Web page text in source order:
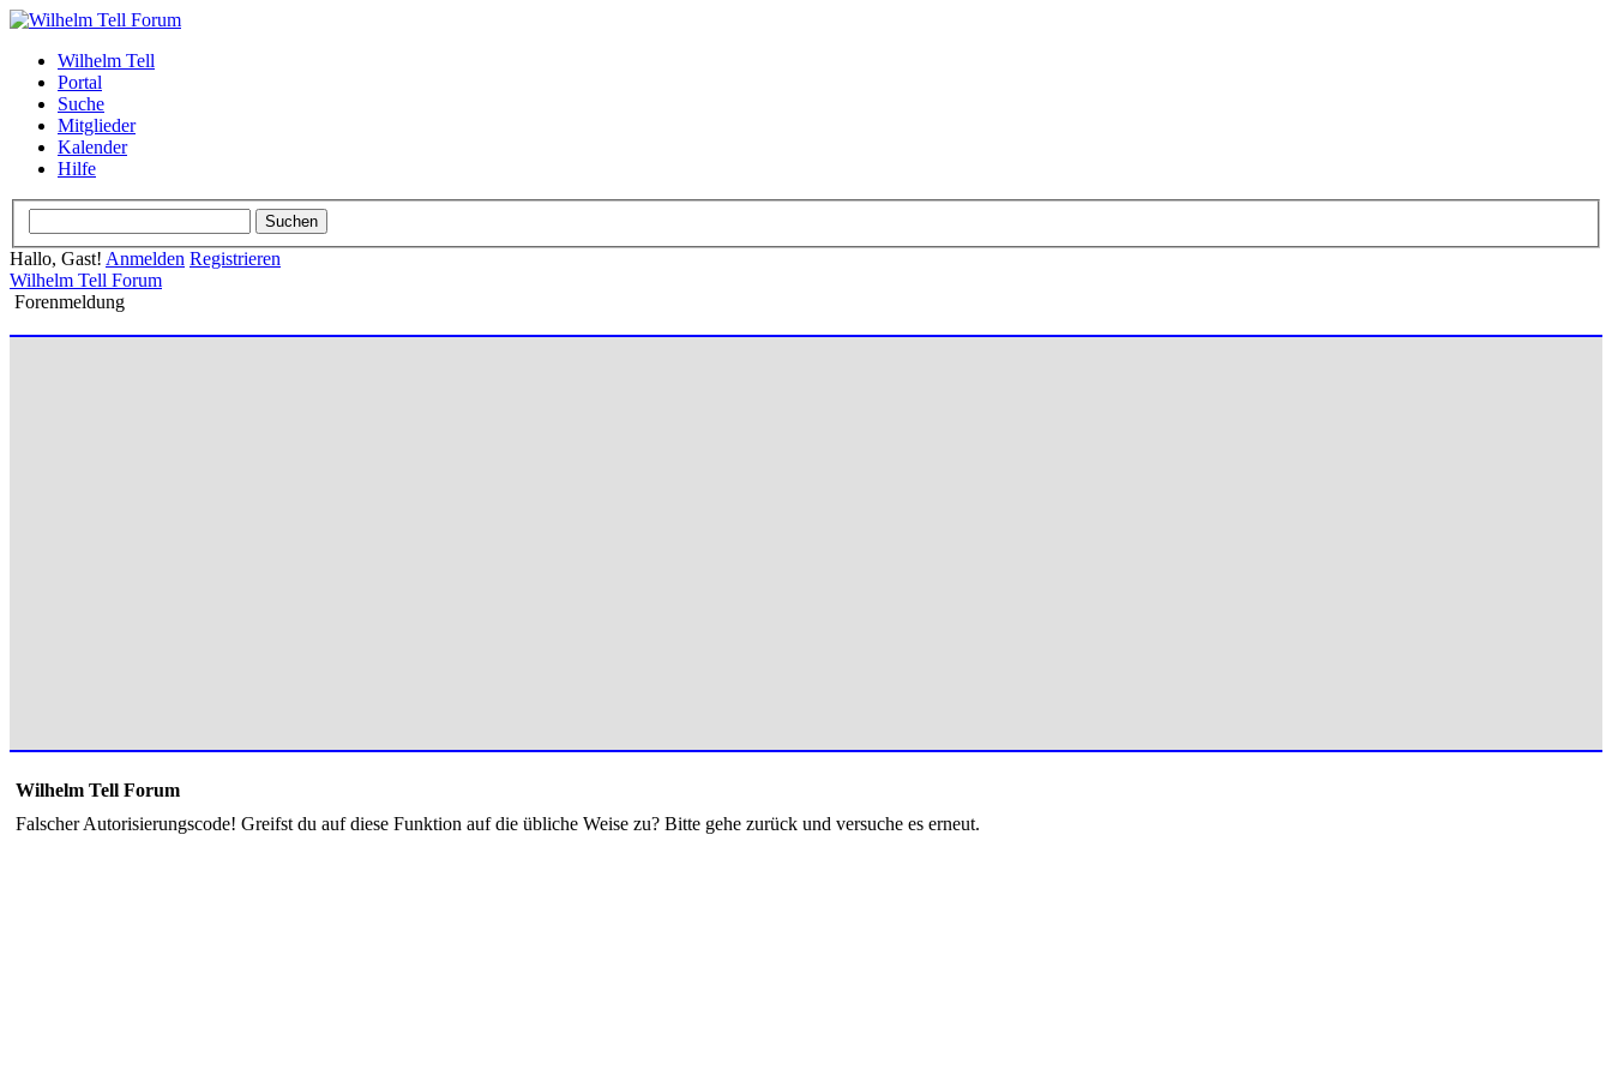
Wilhelm Tell
Portal
Suche
Mitglieder
Kalender
Hilfe
Hallo, Gast! Anmelden Registrieren
Wilhelm Tell Forum
Forenmeldung
Wilhelm Tell Forum
Falscher Autorisierungscode! Greifst du auf diese Funktion auf die übliche Weise zu? Bitte gehe zurück und versuche es erneut.